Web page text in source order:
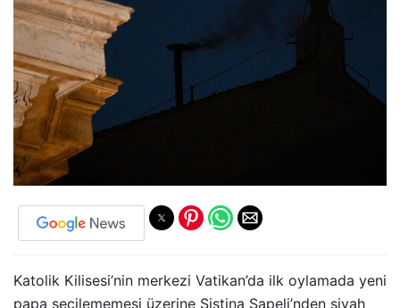
Katolik Kilisesi’nin merkezi Vatikan’da ilk oylamada yeni
papa seçilememesi üzerine Sistina Şapeli’nden siyah